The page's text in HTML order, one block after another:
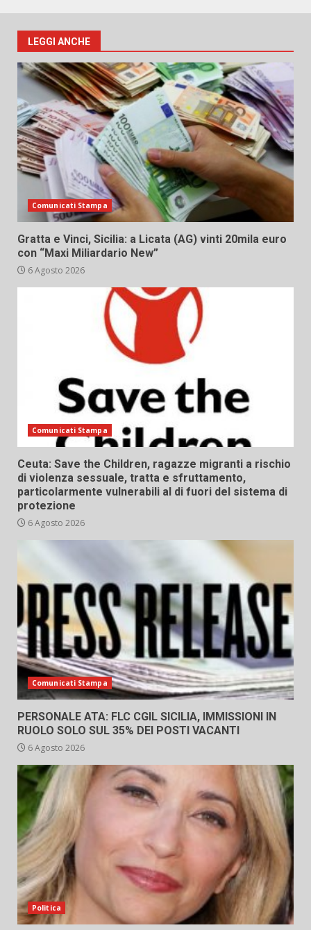
LEGGI ANCHE
Comunicati Stampa
Gratta e Vinci, Sicilia: a Licata (AG) vinti 20mila euro
con “Maxi Miliardario New”
6 Agosto 2026
Comunicati Stampa
Ceuta: Save the Children, ragazze migranti a rischio
di violenza sessuale, tratta e sfruttamento,
particolarmente vulnerabili al di fuori del sistema di
protezione
6 Agosto 2026
Comunicati Stampa
PERSONALE ATA: FLC CGIL SICILIA, IMMISSIONI IN
RUOLO SOLO SUL 35% DEI POSTI VACANTI
6 Agosto 2026
Politica